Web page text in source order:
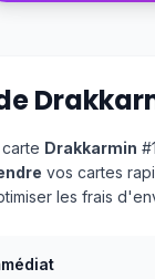
Drakkarmin
vos cartes
les frais